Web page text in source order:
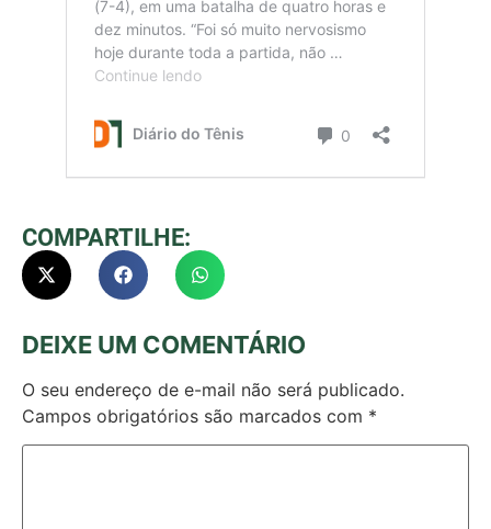
COMPARTILHE:
DEIXE UM COMENTÁRIO
O seu endereço de e-mail não será publicado.
Campos obrigatórios são marcados com *